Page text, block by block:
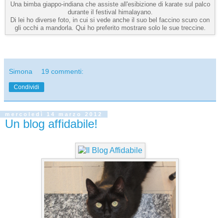
Una bimba giappo-indiana che assiste all'esibizione di karate sul palco
durante il festival himalayano.
Di lei ho diverse foto, in cui si vede anche il suo bel faccino scuro con
gli occhi a mandorla. Qui ho preferito mostrare solo le sue treccine.
Simona 19 commenti:
Condividi
mercoledì 14 marzo 2012
Un blog affidabile!